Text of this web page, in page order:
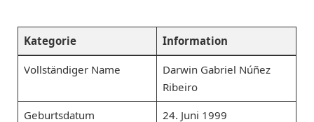
Kategorie Information
Vollständiger Name
Darwin Gabriel Núñez
Ribeiro
Geburtsdatum
24. Juni 1999